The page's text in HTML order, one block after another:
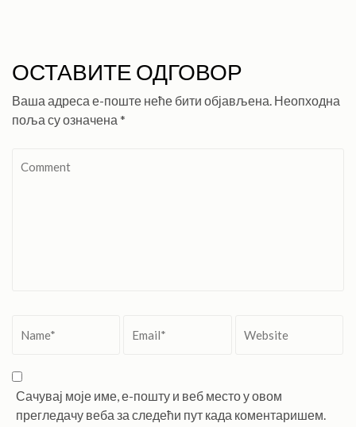
ОСТАВИТЕ ОДГОВОР
Ваша адреса е-поште неће бити објављена. Неопходна
поља су означена *
Сачувај моје име, е-пошту и веб место у овом
прегледачу веба за следећи пут када коментаришем.